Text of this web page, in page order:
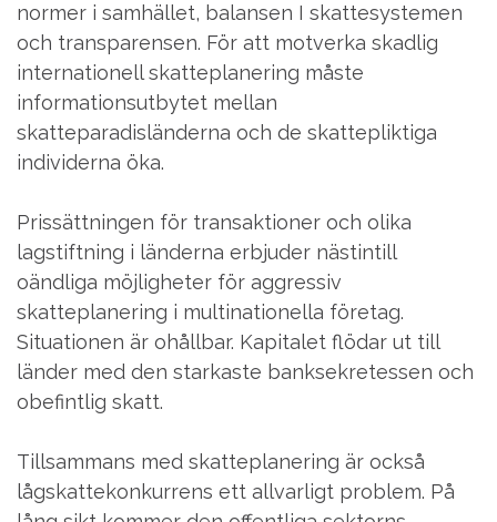
normer i samhället, balansen I skattesystemen
och transparensen. För att motverka skadlig
internationell skatteplanering måste
informationsutbytet mellan
skatteparadisländerna och de skattepliktiga
individerna öka.
Prissättningen för transaktioner och olika
lagstiftning i länderna erbjuder nästintill
oändliga möjligheter för aggressiv
skatteplanering i multinationella företag.
Situationen är ohållbar. Kapitalet flödar ut till
länder med den starkaste banksekretessen och
obefintlig skatt.
Tillsammans med skatteplanering är också
lågskattekonkurrens ett allvarligt problem. På